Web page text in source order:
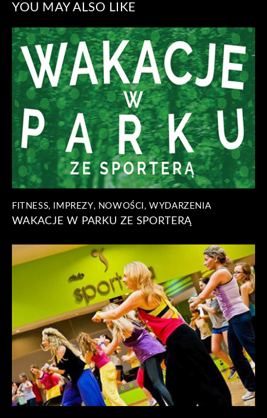
YOU MAY ALSO LIKE
FITNESS, IMPREZY, NOWOŚCI ,WYDARZENIA
WAKACJE W PARKU ZE SPORTERĄ